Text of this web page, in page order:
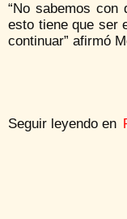
“No sabemos con
esto tiene que ser
continuar” afirmó
Seguir leyendo en